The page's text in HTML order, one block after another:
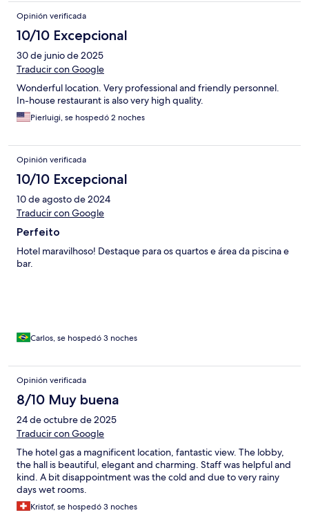
Opinión verificada
10/10 Excepcional
30 de junio de 2025
Traducir con Google
Wonderful location. Very professional and friendly personnel.
In-house restaurant is also very high quality.
Pierluigi, se hospedó 2 noches
Opinión verificada
10/10 Excepcional
10 de agosto de 2024
Traducir con Google
Perfeito
Hotel maravilhoso! Destaque para os quartos e área da piscina e
bar.
Carlos, se hospedó 3 noches
Opinión verificada
8/10 Muy buena
24 de octubre de 2025
Traducir con Google
The hotel gas a magnificent location, fantastic view. The lobby,
the hall is beautiful, elegant and charming. Staff was helpful and
kind. A bit disappointment was the cold and due to very rainy
days wet rooms.
Kristof, se hospedó 3 noches